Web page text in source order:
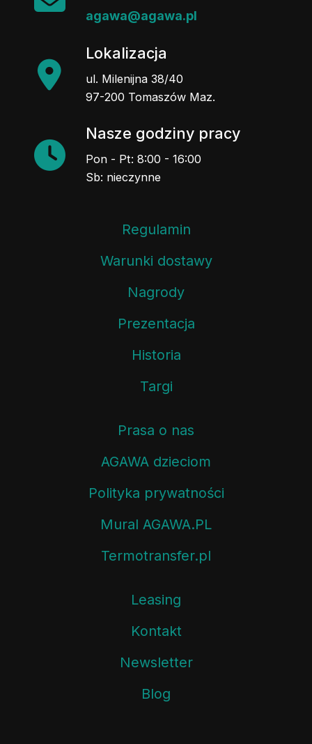
agawa@agawa.pl
Lokalizacja
ul. Milenijna 38/40
97-200 Tomaszów Maz.
Nasze godziny pracy
Pon - Pt: 8:00 - 16:00
Sb: nieczynne
Regulamin
Warunki dostawy
Nagrody
Prezentacja
Historia
Targi
Prasa o nas
AGAWA dzieciom
Polityka prywatności
Mural AGAWA.PL
Termotransfer.pl
Leasing
Kontakt
Newsletter
Blog